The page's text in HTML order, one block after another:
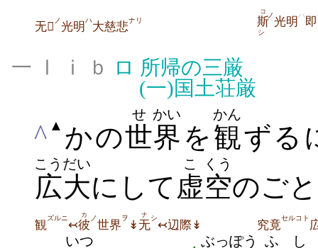
无 ノ光明ハ大慈悲ナリ 斯
コ
シ
ノ 光明ハ即
一 Ⅰ ⅰ ｂ ロ 所帰の三厳
(一)国土荘厳
^ ▲ かの世
せ
界
かい
を 観
かん
ずる
広大
こうだい
にして 虚
こ
空
くう
のご
観ズルニ↢彼
カ ノ世界ヲ ↡无
ナ シ↢辺際↡ 究竟セルコト
いつ ぶっぽう ふ し